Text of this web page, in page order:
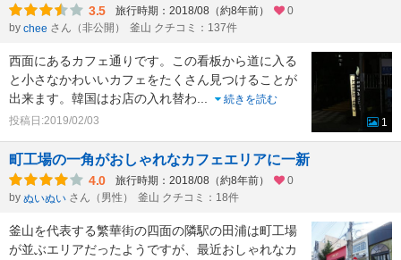
3.5 旅行時期：2018/08（約8年前）
0
by chee さん（非公開） 釜山 クチコミ：137件
西面にあるカフェ通りです。この看板から道に入る
と小さなかわいいカフェをたくさん見つけることが
出来ます。韓国はお店の入れ替わ
続きを読む
投稿日:2019/02/03
1
町工場の一角がおしゃれなカフェエリアに一新
4.0 旅行時期：2018/08（約8年前）
0
by ぬいぬい さん（男性） 釜山 クチコミ：18件
釜山を代表する繁華街の四面の隣駅の田浦は町工場
が並ぶエリアだったようですが、最近おしゃれなカ